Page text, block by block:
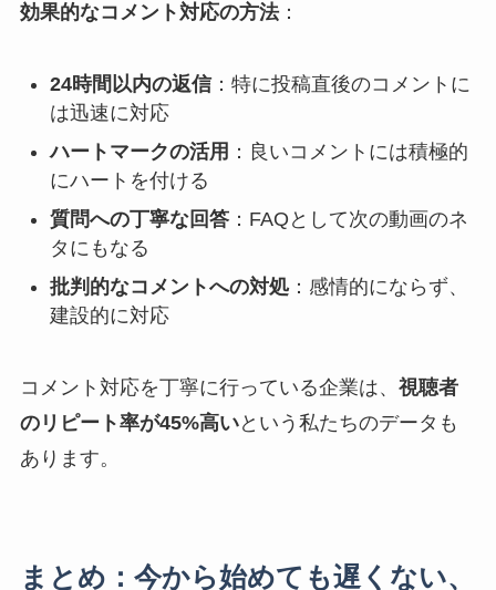
効果的なコメント対応の方法：
24時間以内の返信：特に投稿直後のコメントに
は迅速に対応
ハートマークの活用 ：良いコメントには積極的
にハートを付ける
質問への丁寧な回答：FAQとして次の動画のネ
タにもなる
批判的なコメントへの対処：感情的にならず、
建設的に対応
コメント対応を丁寧に行っている企業は、 視聴者
のリピート率が45%高いという私たちのデータも
あります。
まとめ：今から始めても遅くない、